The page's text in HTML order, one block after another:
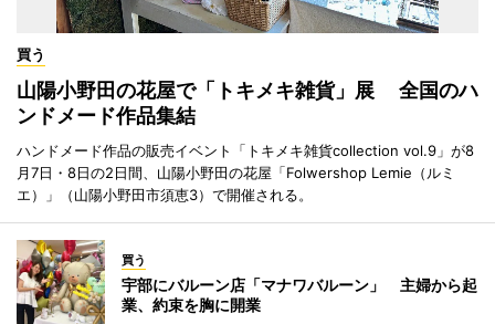
買う
山陽小野田の花屋で「トキメキ雑貨」展 全国のハ
ンドメード作品集結
ハンドメード作品の販売イベント「トキメキ雑貨collection vol.9」が8
月7日・8日の2日間、山陽小野田の花屋「Folwershop Lemie（ルミ
エ）」（山陽小野田市須恵3）で開催される。
買う
宇部にバルーン店「マナワバルーン」 主婦から起
業、約束を胸に開業